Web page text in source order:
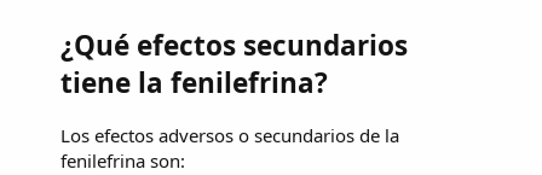
¿Qué efectos secundarios
tiene la fenilefrina?
Los efectos adversos o secundarios de la
fenilefrina son: